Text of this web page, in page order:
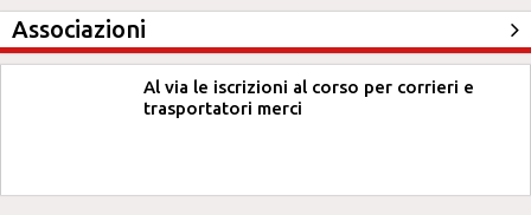
Associazioni
Al via le iscrizioni al corso per corrieri e
trasportatori merci